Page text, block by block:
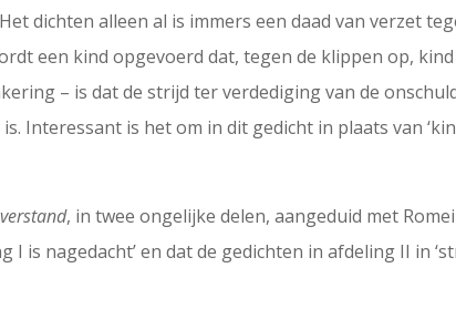
dichten alleen al is immers een daad van verzet
een kind opgevoerd dat, tegen de klippen op,
– is dat de strijd ter verdediging van de
Interessant is het om in dit gedicht in plaats van
, in twee ongelijke delen, aangeduid met
is nagedacht’ en dat de gedichten in afdeling II in